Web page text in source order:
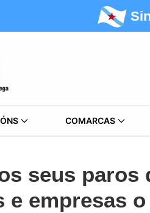
COMARCAS
seus paros
empresas